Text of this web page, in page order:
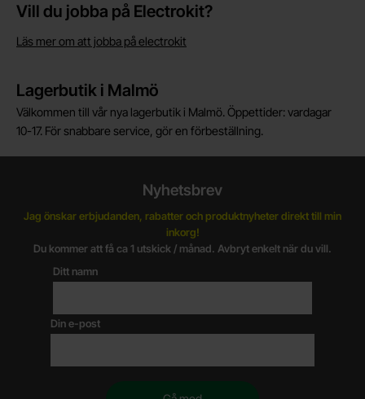
Vill du jobba på Electrokit?
Läs mer om att jobba på electrokit
Lagerbutik i Malmö
Välkommen till vår nya lagerbutik i Malmö. Öppettider: vardagar
10-17. För snabbare service, gör en förbeställning.
Nyhetsbrev
Jag önskar erbjudanden, rabatter och produktnyheter direkt till min
inkorg!
Du kommer att få ca 1 utskick / månad. Avbryt enkelt när du vill.
Ditt namn
Din e-post